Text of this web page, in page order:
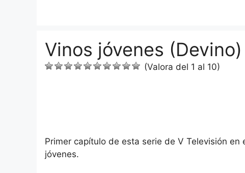
Vinos jóvenes (Devino)
(Valora del 1 al 10)
Primer capítulo de esta serie de V Televisión
jóvenes.